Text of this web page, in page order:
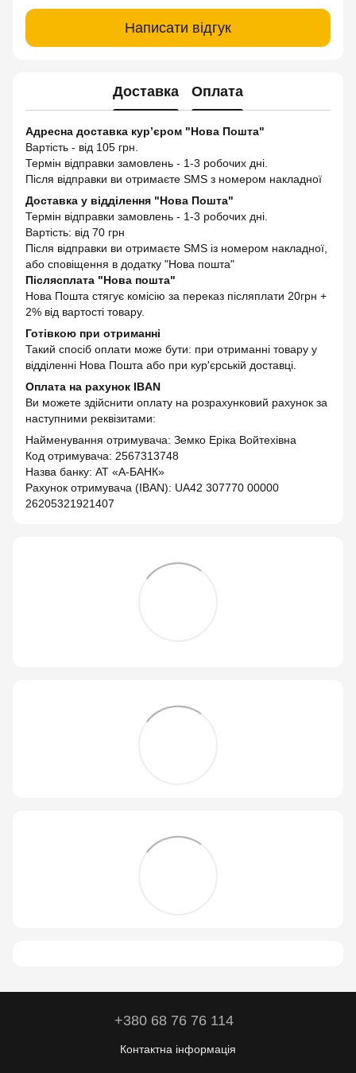
Написати відгук
Доставка Оплата
Адресна доставка кур’єром "Нова Пошта"
Вартість - від 105 грн.
Термін відправки замовлень - 1-3 робочих дні.
Після відправки ви отримаєте SMS з номером накладної
Доставка у відділення "Нова Пошта"
Термін відправки замовлень - 1-3 робочих дні.
Вартість: від 70 грн
Після відправки ви отримаєте SMS із номером накладної,
або сповіщення в додатку "Нова пошта"
Післясплата "Нова пошта"
Нова Пошта стягує комісію за переказ післяплати 20грн +
2% від вартості товару.
Готівкою при отриманні
Такий спосіб оплати може бути: при отриманні товару у
відділенні Нова Пошта або при кур'єрській доставці.
Оплата на рахунок IBAN
Ви можете здійснити оплату на розрахунковий рахунок за
наступними реквізитами:
Найменування отримувача: Земко Еріка Войтехівна
Код отримувача: 2567313748
Назва банку: АТ «А-БАНК»
Рахунок отримувача (IBAN): UA42 307770 00000
26205321921407
+380 68 76 76 114
Контактна інформація